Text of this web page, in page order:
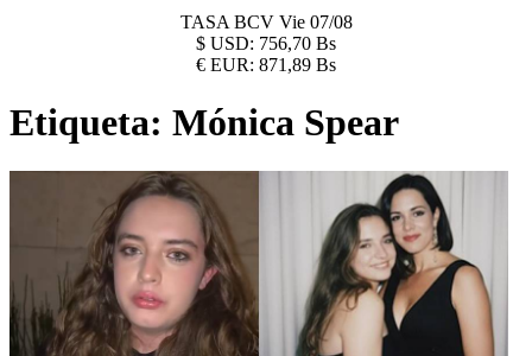
TASA BCV Vie 07/08
$ USD: 756,70 Bs
€ EUR: 871,89 Bs
Etiqueta: Mónica Spear